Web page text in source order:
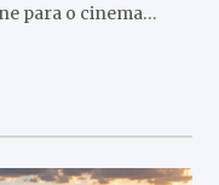
para o cinema…